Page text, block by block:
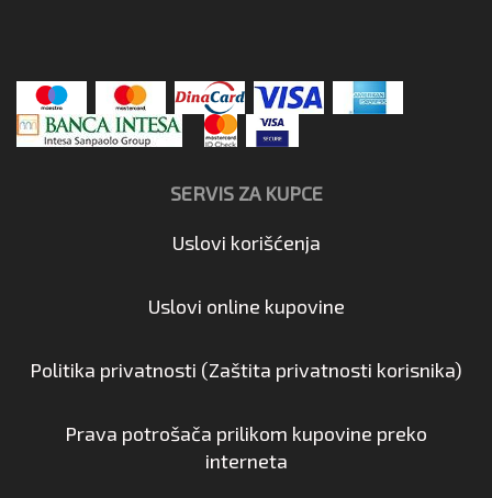
SERVIS ZA KUPCE
Uslovi korišćenja
Uslovi online kupovine
Politika privatnosti (Zaštita privatnosti korisnika)
Prava potrošača prilikom kupovine preko
interneta